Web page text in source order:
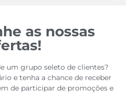
as nossas
um grupo seleto de clientes?
e tenha a chance de receber
de participar de promoções e